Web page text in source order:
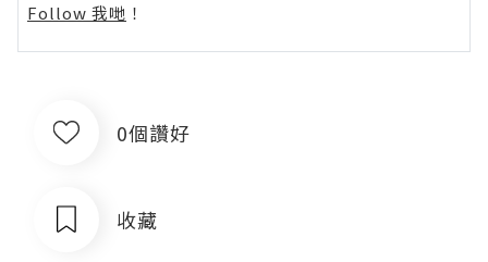
Follow 我哋 ！
0個讚好
收藏